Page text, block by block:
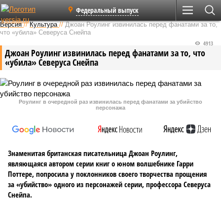
Федеральный выпуск
Версия //Культура //Джоан Роулинг извинилась перед фанатами за то,
что «убила» Северуса Снейпа
Джоан Роулинг извинилась перед фанатами за то, что
«убила» Северуса Снейпа
4913
Роулинг в очередной раз извинилась перед фанатами за убийство
персонажа
Знаменитая британская писательница Джоан Роулинг,
являющаяся автором серии книг о юном волшебнике Гарри
Поттере, попросила у поклонников своего творчества прощения
за «убийство» одного из персонажей серии, профессора Северуса
Снейпа.